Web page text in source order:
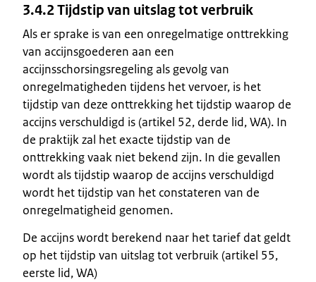
3.4.2 Tijdstip van uitslag tot verbruik
Als er sprake is van een onregelmatige onttrekking
van accijnsgoederen aan een
accijnsschorsingsregeling als gevolg van
onregelmatigheden tijdens het vervoer, is het
tijdstip van deze onttrekking het tijdstip waarop de
accijns verschuldigd is (artikel 52, derde lid, WA). In
de praktijk zal het exacte tijdstip van de
onttrekking vaak niet bekend zijn. In die gevallen
wordt als tijdstip waarop de accijns verschuldigd
wordt het tijdstip van het constateren van de
onregelmatigheid genomen.
De accijns wordt berekend naar het tarief dat geldt
op het tijdstip van uitslag tot verbruik (artikel 55,
eerste lid, WA)